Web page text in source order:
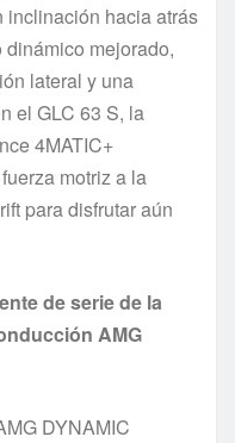
inclinación hacia atrás
mejorado,
lateral y una
el GLC 63 S, la
4MATIC+
motriz a la
para disfrutar aún
de serie de la
AMG
DYNAMIC